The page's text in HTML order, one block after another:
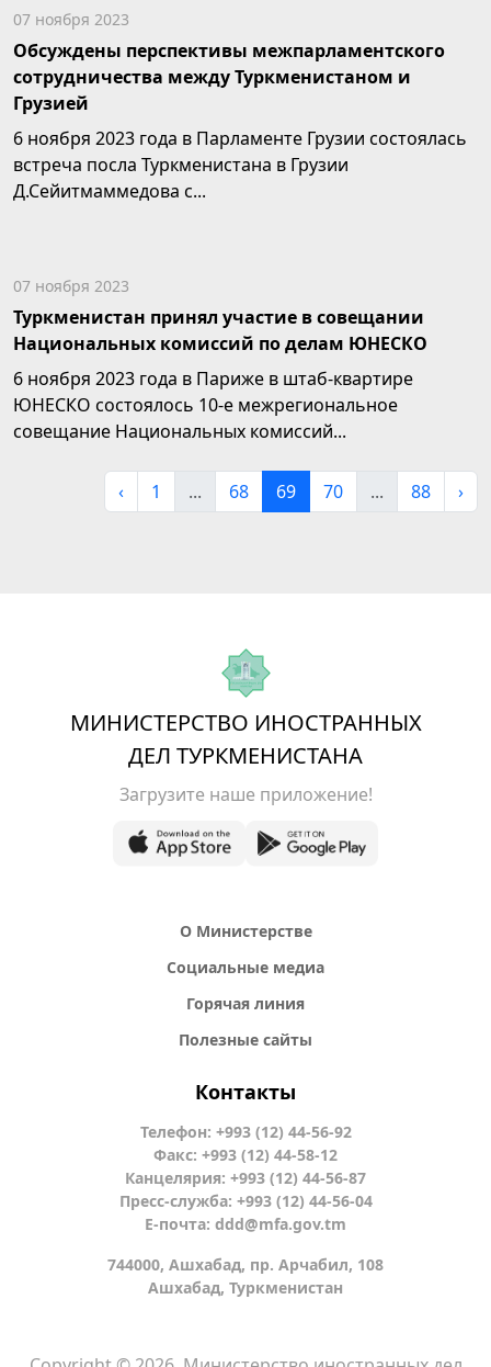
07 ноября 2023
Обсуждены перспективы межпарламентского
сотрудничества между Туркменистаном и
Грузией
6 ноября 2023 года в Парламенте Грузии состоялась
встреча посла Туркменистана в Грузии
Д.Сейитмаммедова с...
07 ноября 2023
Туркменистан принял участие в совещании
Национальных комиссий по делам ЮНЕСКО
6 ноября 2023 года в Париже в штаб-квартире
ЮНЕСКО состоялось 10-е межрегиональное
совещание Национальных комиссий...
‹ 1 ... 68 69 70 ... 88 ›
МИНИСТЕРСТВО ИНОСТРАННЫХ
ДЕЛ ТУРКМЕНИСТАНА
Загрузите наше приложение!
О Министерстве
Социальные медиа
Горячая линия
Полезные сайты
Контакты
Телефон: +993 (12) 44-56-92
Факс: +993 (12) 44-58-12
Канцелярия: +993 (12) 44-56-87
Пресс-служба: +993 (12) 44-56-04
Е-почта: ddd@mfa.gov.tm
744000, Ашхабад, пр. Арчабил, 108
Ашхабад, Туркменистан